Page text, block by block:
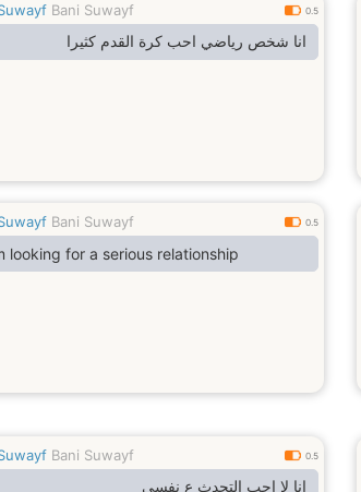
Bani Suwayf 0.5
انا شخص رياضي احب كرة القدم كثيرا
Bani Suwayf 0.5
looking for a serious relationship
Bani Suwayf 0.5
انا لا احب التحدث ع نفسى